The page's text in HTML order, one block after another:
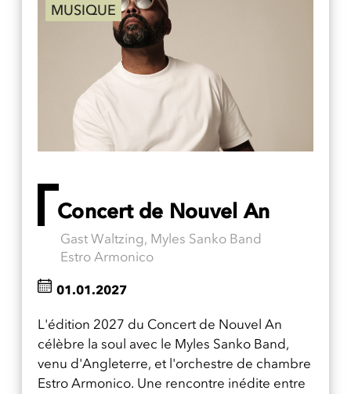
MUSIQUE
Concert de Nouvel An
Gast Waltzing, Myles Sanko Band
Estro Armonico
L'édition 2027 du Concert de Nouvel An
célèbre la soul avec le Myles Sanko Band,
venu d'Angleterre, et l'orchestre de chambre
Estro Armonico. Une rencontre inédite entre
01.01.2027